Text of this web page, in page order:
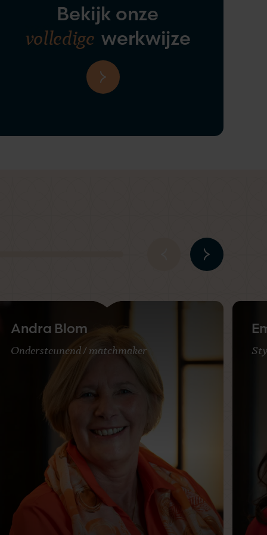
Bekijk onze
volledige werkwijze
Andra Blom
Ondersteunend / matchmaker